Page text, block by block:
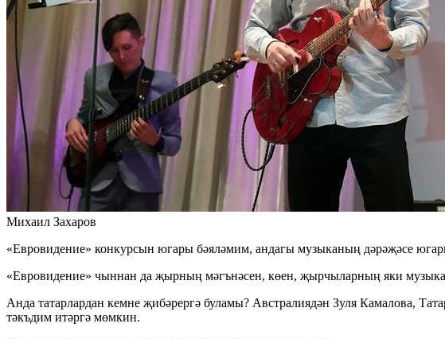
Михаил Захаров
«Евровидение» конкурсын югары бәяләмим, андагы музыканың дәрәҗәсе
«Евровидение» чыннан да җырның мәгънәсен, көен, җырчыларның яки
Анда татарлардан кемне җибәрергә буламы? Австралиядән Зуля Камалова,
тәкъдим итәргә мөмкин.